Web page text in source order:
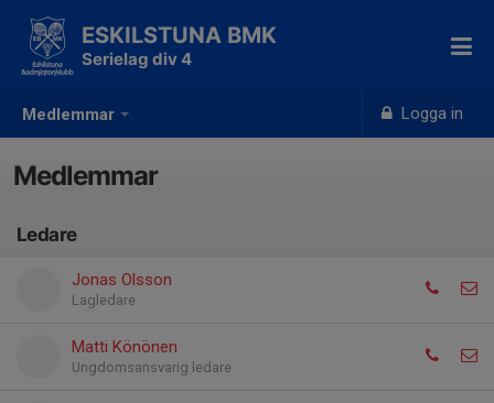
Medlemmar Logga in
ESKILSTUNA BMK
Serielag div 4
Medlemmar
Ledare
Jonas Olsson
Lagledare
Matti Könönen
Ungdomsansvarig ledare